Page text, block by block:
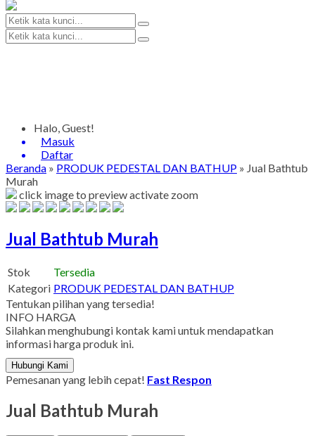
Halo, Guest!
Masuk
Daftar
Beranda » PRODUK PEDESTAL DAN BATHUP » Jual Bathtub
Murah
click image to previewactivate zoom
Jual Bathtub Murah
Stok
Tersedia
Kategori PRODUK PEDESTAL DAN BATHUP
Tentukan pilihan yang tersedia!
INFO HARGA
Silahkan menghubungi kontak kami untuk mendapatkan
informasi harga produk ini.
Hubungi Kami
Pemesanan yang lebih cepat! Fast Respon
Jual Bathtub Murah